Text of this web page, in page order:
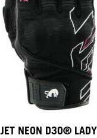
JET NEON D3O® LADY